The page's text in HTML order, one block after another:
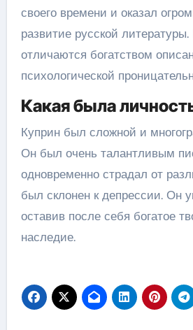
своего времени и оказал
развитие русской
отличаются богатством
психологической
Какая была
Куприн был сложной и
Он был очень талантливым
одновременно страдал от
был склонен к депрессии. Он
оставив после себя богатое
наследие.